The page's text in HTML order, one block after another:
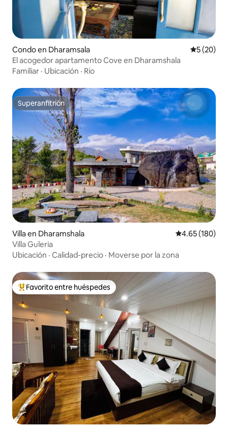
Condo en Dharamsala
5 (20)
El acogedor apartamento Cove en Dharamshala
Familiar · Ubicación · Río
Superanfitrión
Superanfitrión
Villa en Dharamshala Calificación
4.65 (180)
Villa Guleria
Ubicación · Calidad-precio · Moverse por la zona
Favorito entre huéspedes preferido
Favorito entre huéspedes